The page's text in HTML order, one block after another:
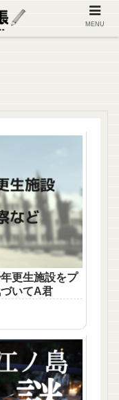
更生施設をプ
いてA君
MENU